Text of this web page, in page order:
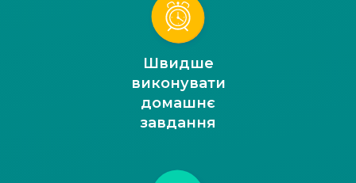
Швидше
виконувати
домашнє
завдання